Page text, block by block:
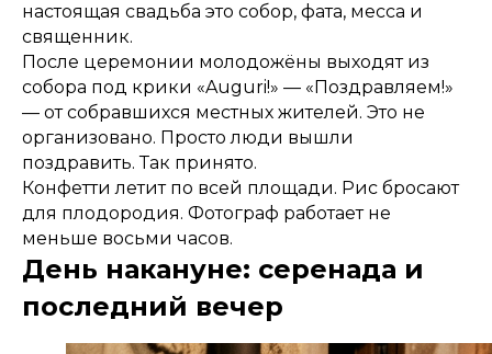
настоящая свадьба это собор, фата, месса и
священник.
После церемонии молодожёны выходят из
собора под крики «Auguri!» — «Поздравляем!»
— от собравшихся местных жителей. Это не
организовано. Просто люди вышли
поздравить. Так принято.
Конфетти летит по всей площади. Рис бросают
для плодородия. Фотограф работает не
меньше восьми часов.
День накануне: серенада и
последний вечер